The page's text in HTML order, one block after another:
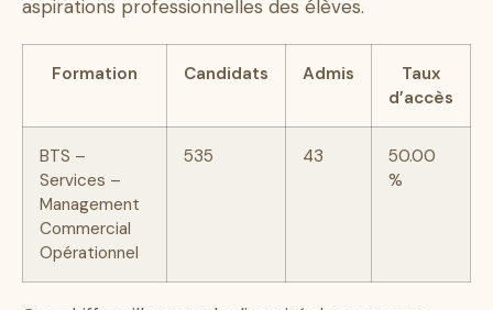
aspirations professionnelles des élèves.
Formation Candidats Admis
Taux
d’accès
BTS –
Services –
Management
Commercial
Opérationnel
535 43
50.00
%